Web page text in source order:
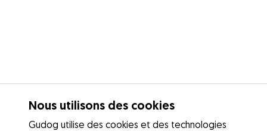
Nous utilisons des cookies
Gudog utilise des cookies et des technologies